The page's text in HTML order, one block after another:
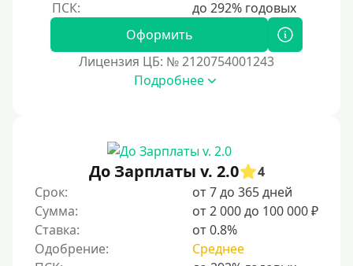
Оформить
Лицензия ЦБ: № 2120754001243
Подробнее
До Зарплаты v. 2.0
4
Срок:
от 7 до 365 дней
Сумма:
от 2 000 до 100 000 ₽
Ставка:
от 0.8%
Одобрение:
Среднее